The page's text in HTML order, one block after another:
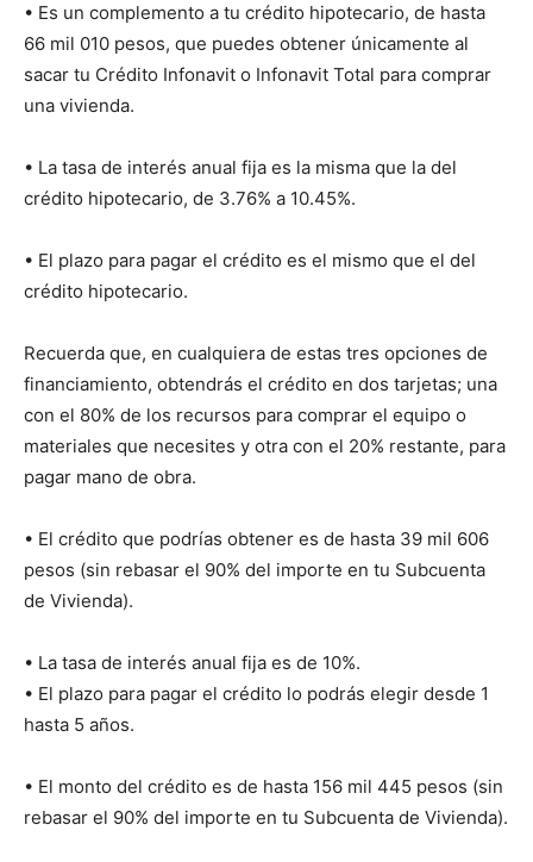
• Es un complemento a tu crédito hipotecario, de hasta
66 mil 010 pesos, que puedes obtener únicamente al
sacar tu Crédito Infonavit o Infonavit Total para comprar
una vivienda.
• La tasa de interés anual fija es la misma que la del
crédito hipotecario, de 3.76% a 10.45%.
• El plazo para pagar el crédito es el mismo que el del
crédito hipotecario.
Recuerda que, en cualquiera de estas tres opciones de
financiamiento, obtendrás el crédito en dos tarjetas; una
con el 80% de los recursos para comprar el equipo o
materiales que necesites y otra con el 20% restante, para
pagar mano de obra.
• El crédito que podrías obtener es de hasta 39 mil 606
pesos (sin rebasar el 90% del importe en tu Subcuenta
de Vivienda).
• La tasa de interés anual fija es de 10%.
• El plazo para pagar el crédito lo podrás elegir desde 1
hasta 5 años.
• El monto del crédito es de hasta 156 mil 445 pesos (sin
rebasar el 90% del importe en tu Subcuenta de Vivienda).